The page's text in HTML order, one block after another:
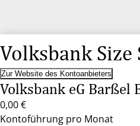
Volksbank Size
Zur Website des Kontoanbieters
Volksbank eG Barßel
0,00 €
Kontoführung pro Monat